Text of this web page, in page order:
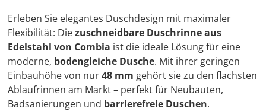
Erleben Sie elegantes Duschdesign mit maximaler
Flexibilität: Diezuschneidbare Duschrinne aus
Edelstahl von Combia ist die ideale Lösung für eine
moderne, bodengleiche Dusche. Mit ihrer geringen
Einbauhöhe von nur48 mm gehört sie zu den flachsten
Ablaufrinnen am Markt – perfekt für Neubauten,
Badsanierungen und barrierefreie Duschen.